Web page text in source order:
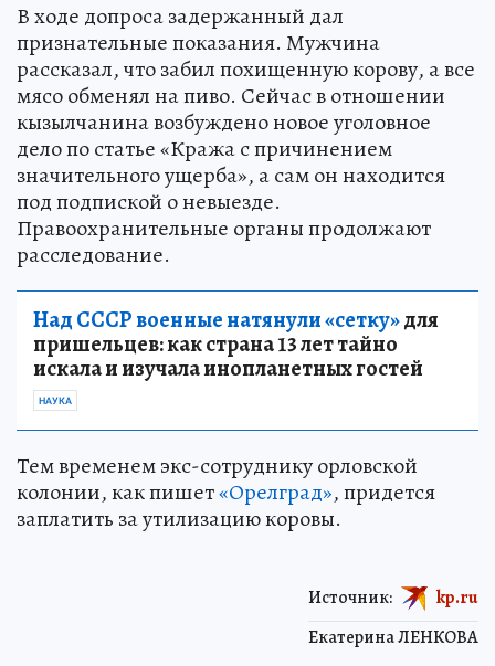
В ходе допроса задержанный дал
признательные показания. Мужчина
рассказал, что забил похищенную корову, а все
мясо обменял на пиво. Сейчас в отношении
кызылчанина возбуждено новое уголовное
дело по статье «Кража с причинением
значительного ущерба», а сам он находится
под подпиской о невыезде.
Правоохранительные органы продолжают
расследование.
Над СССР военные натянули «сетку»для
пришельцев: как страна 13 лет тайно
искала и изучала инопланетных гостей
НАУКА
Тем временем экс-сотруднику орловской
колонии, как пишет«Орелград», придется
заплатить за утилизацию коровы.
Екатерина ЛЕНКОВА
Источник: kp.ru